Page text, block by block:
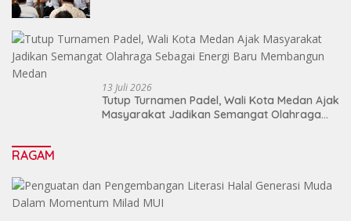
13 Juli 2026
Tutup Turnamen Padel, Wali Kota Medan Ajak
Masyarakat Jadikan Semangat Olahraga
RAGAM